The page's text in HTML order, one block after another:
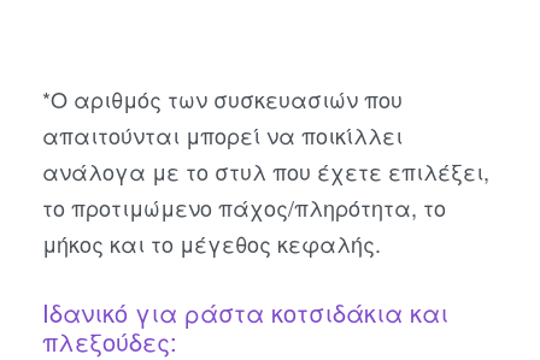
*Ο αριθμός των συσκευασιών που
απαιτούνται μπορεί να ποικίλλει
ανάλογα με το στυλ που έχετε επιλέξει,
το προτιμώμενο πάχος/πληρότητα, το
μήκος και το μέγεθος κεφαλής.
Ιδανικό για ράστα κοτσιδάκια και
πλεξούδες: